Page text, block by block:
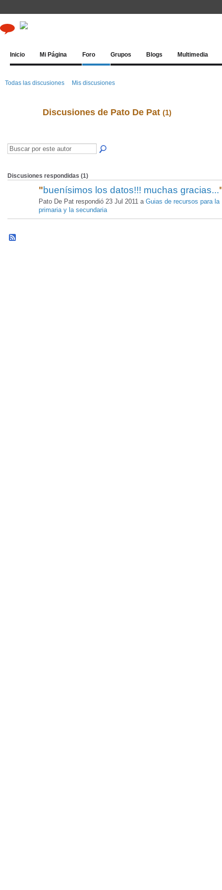
Inicio Mi Página Foro Grupos Blogs Multimedia
Todas las discusiones Mis discusiones
Discusiones de Pato De Pat (1)
Discusiones respondidas (1)
"buenísimos los datos!!! muchas gracias...
Pato De Pat respondió 23 Jul 2011 a Guias de recursos para la
primaria y la secundaria